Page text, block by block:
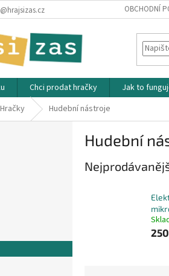
OBCHODNÍ
Chci prodat hračky Jak to
Hračky Hudební nástroje
Hudební